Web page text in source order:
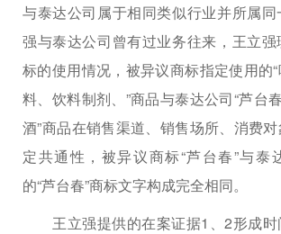
与泰达公司属于相同类似行业并所属
强与泰达公司曾有过业务往来，王立
标的使用情况，被异议商标指定使用的
料、饮料制剂、”商品与泰达公司“芦台
酒”商品在销售渠道、销售场所、消费
定共通性，被异议商标“芦台春”与泰
的“芦台春”商标文字构成完全相同。
王立强提供的在案证据1、2形成时